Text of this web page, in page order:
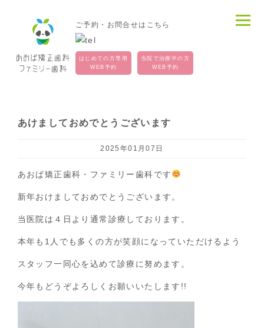
ご予約・お問合せはこちら
はじめての方専用
WEB予約
当院で治療中の方
WEB予約
あけましておめでとうございます
2025年01月07日
あおば矯正歯科・ファミリー歯科です
新年おけましておめでとうございます。
当医院は４日より通常診療しております。
本年も1人でも多くの方が笑顔になっていただけるよう
スタッフ一同心を込めて診療に努めます。
今年もどうぞよろしくお願いいたします!!